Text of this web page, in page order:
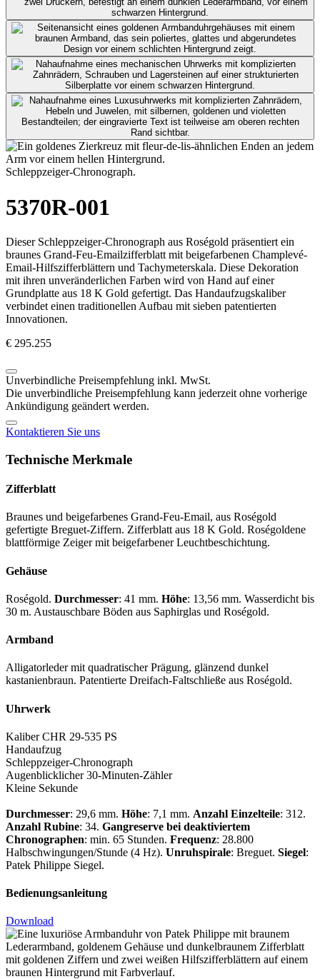
Schleppzeiger-Chronograph.
5370R-001
Dieser Schleppzeiger-Chronograph aus Roségold präsentiert ein
braunes Grand-Feu-Emailzifferblatt mit beigefarbenen Champlevé-
Email-Hilfszifferblättern und Tachymeterskala. Diese Dekoration
mit ihren unveränderlichen Farben wird von Hand auf einer
Grundplatte aus 18 K Gold gefertigt. Das Handaufzugskaliber
verbindet einen traditionellen Aufbau mit sieben patentierten
Innovationen.
€ 295.255
Unverbindliche Preisempfehlung inkl. MwSt.
Die unverbindliche Preisempfehlung kann jederzeit ohne vorherige
Ankündigung geändert werden.
Kontaktieren Sie uns
Technische Merkmale
Zifferblatt
Braunes und beigefarbenes Grand-Feu-Email, aus Roségold
gefertigte Breguet-Ziffern. Zifferblatt aus 18 K Gold. Roségoldene
blattförmige Zeiger mit beigefarbener Leuchtbeschichtung.
Gehäuse
Roségold. Durchmesser: 41 mm. Höhe: 13,56 mm. Wasserdicht bis
30 m. Austauschbare Böden aus Saphirglas und Roségold.
Armband
Alligatorleder mit quadratischer Prägung, glänzend dunkel
kastanienbraun. Patentierte Dreifach-Faltschließe aus Roségold.
Uhrwerk
Kaliber CHR 29-535 PS
Handaufzug
Schleppzeiger-Chronograph
Augenblicklicher 30-Minuten-Zähler
Kleine Sekunde
Durchmesser: 29,6 mm. Höhe: 7,1 mm. Anzahl Einzelteile: 312.
Anzahl Rubine: 34. Gangreserve bei deaktiviertem
Chronographen: min. 65 Stunden. Frequenz: 28.800
Halbschwingungen/Stunde (4 Hz). Unruhspirale: Breguet. Siegel:
Patek Philippe Siegel.
Bedienungsanleitung
Download